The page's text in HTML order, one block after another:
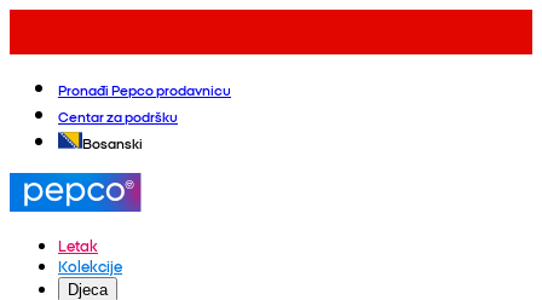
Pronađi Pepco prodavnicu
Centar za podršku
Bosanski
Letak
Kolekcije
Djeca